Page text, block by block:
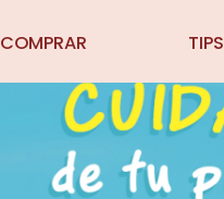
COMPRAR TIPS